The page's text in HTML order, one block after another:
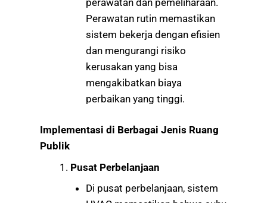
Perawatan rutin memastikan
sistem bekerja dengan efisien
dan mengurangi risiko
kerusakan yang bisa
mengakibatkan biaya
perbaikan yang tinggi.
Implementasi di Berbagai Jenis Ruang
Publik
Pusat Perbelanjaan
Di pusat perbelanjaan, sistem